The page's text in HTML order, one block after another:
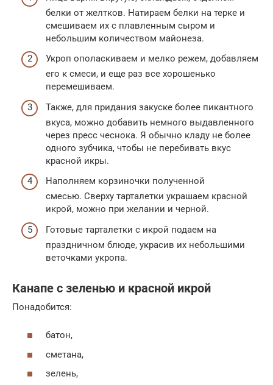
белки от желтков. Натираем белки на терке и
смешиваем их с плавленным сыром и
небольшим количеством майонеза.
Укроп ополаскиваем и мелко режем, добавляем
его к смеси, и еще раз все хорошенько
перемешиваем.
Также, для придания закуске более пикантного
вкуса, можно добавить немного выдавленного
через пресс чеснока. Я обычно кладу не более
одного зубчика, чтобы не перебивать вкус
красной икры.
Наполняем корзиночки полученной
смесью. Сверху тарталетки украшаем красной
икрой, можно при желании и черной.
Готовые тарталетки с икрой подаем на
праздничном блюде, украсив их небольшими
веточками укропа.
Канапе с зеленью и красной икрой
Понадобится:
батон,
сметана,
зелень,